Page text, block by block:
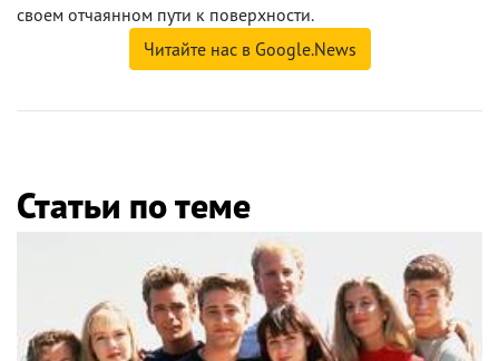
своем отчаянном пути к поверхности.
Читайте нас в Google.News
Статьи по теме